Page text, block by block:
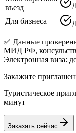
въезд
Для бизнеса
✅ Данные
МИД РФ,
Электронная виза:
Закажите
Туристическое
минут
Заказать сейчас